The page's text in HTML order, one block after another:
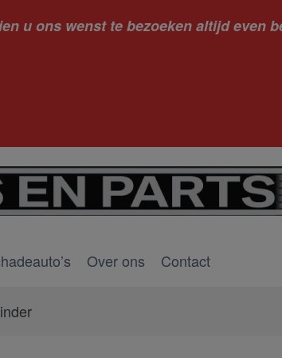
u ons wenst te bezoeken altijd even
Over ons Contact